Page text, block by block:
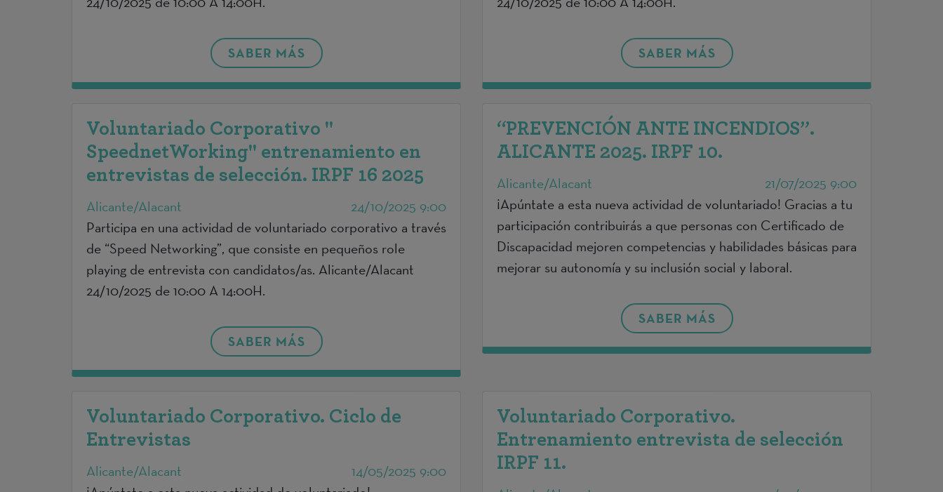
SABER MÁS SABER MÁS
Voluntariado Corporativo "
SpeednetWorking" entrenamiento en
entrevistas de selección. IRPF 16 2025
Alicante/Alacant
24/10/2025 9:00
Participa en una actividad de voluntariado corporativo a través
de “Speed Networking”, que consiste en pequeños role
playing de entrevista con candidatos/as. Alicante/Alacant
24/10/2025 de 10:00 A 14:00H.
SABER MÁS
“PREVENCIÓN ANTE INCENDIOS”.
ALICANTE 2025. IRPF 10.
Alicante/Alacant
21/07/2025 9:00
¡Apúntate a esta nueva actividad de voluntariado! Gracias a tu
participación contribuirás a que personas con Certificado de
Discapacidad mejoren competencias y habilidades básicas para
mejorar su autonomía y su inclusión social y laboral.
SABER MÁS
Voluntariado Corporativo. Ciclo de
Entrevistas
Alicante/Alacant
14/05/2025 9:00
Voluntariado Corporativo.
Entrenamiento entrevista de selección
IRPF 11.